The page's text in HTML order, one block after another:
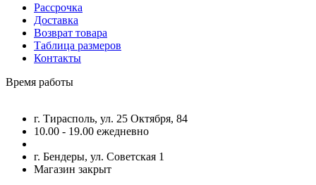
Рассрочка
Доставка
Возврат товара
Таблица размеров
Контакты
Время работы
г. Тирасполь, ул. 25 Октября, 84
10.00 - 19.00 ежедневно
г. Бендеры, ул. Советская 1
Магазин закрыт